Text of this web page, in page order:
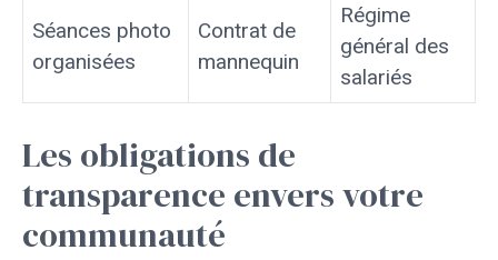
Séances photo
organisées
Contrat de
mannequin
Régime
général des
salariés
Les obligations de
transparence envers votre
communauté